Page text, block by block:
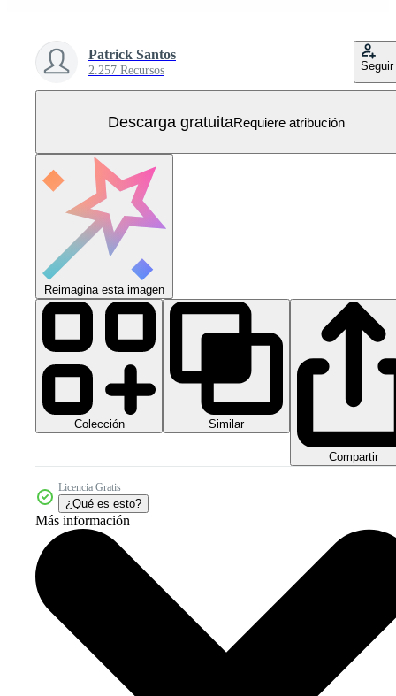
Patrick Santos
2.257 Recursos Seguir
Descarga gratuitaRequiere atribución
Reimagina esta imagen
Colección Similar
Compartir
Licencia Gratis
¿Qué es esto?
Más información